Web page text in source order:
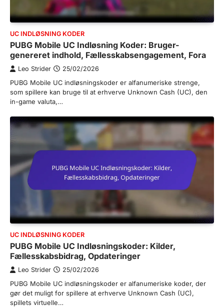
UC INDLØSNING KODER
PUBG Mobile UC Indløsning Koder: Bruger-
genereret indhold, Fællesskabsengagement, Fora
Leo Strider 25/02/2026
PUBG Mobile UC indløsningskoder er alfanumeriske strenge,
som spillere kan bruge til at erhverve Unknown Cash (UC), den
in-game valuta,…
UC INDLØSNING KODER
PUBG Mobile UC Indløsningskoder: Kilder,
Fællesskabsbidrag, Opdateringer
Leo Strider 25/02/2026
PUBG Mobile UC indløsningskoder er alfanumeriske koder, der
gør det muligt for spillere at erhverve Unknown Cash (UC),
spillets virtuelle…